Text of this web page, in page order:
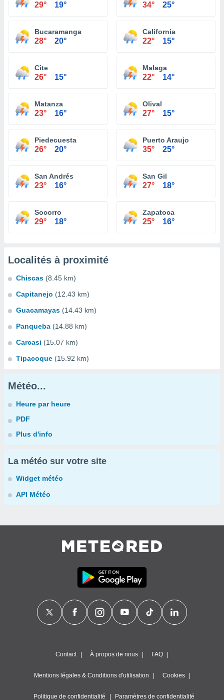
29° 19° 34° 25°
Bucaramanga
28° 20°
California
22° 15°
Cite
26° 15°
Malaga
22° 14°
Matanza
23° 16°
Olival
27° 15°
Piedecuesta
26° 20°
Puerto Araujo
35° 25°
San Andrés
23° 16°
San Gil
27° 18°
Socorro
29° 18°
Zapatoca
25° 16°
Localités à proximité
Chiscas (8.45 km)
Capitanejo (12.43 km)
Guacamayas (14.43 km)
Panqueba (14.88 km)
Carcasi (15.07 km)
Tipacoque (15.92 km)
Météo...
Heure par heure
PDF
Plus d'info
La météo sur votre site
Widget météo
API Météo
Contact À propos de nous FAQ
Mentions légales & Conditions d'utilisation Cookies
Politique de confidentialité Paramètres de confidentialité